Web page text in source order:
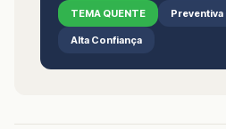
TEMA QUENTE
Preventiva
Alta Confiança